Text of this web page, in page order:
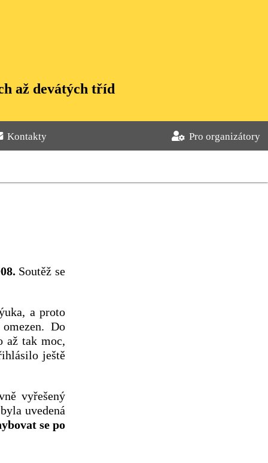
až devátých tříd
Kontakty Pro organizátory
Soutěž se
a proto
Do
až tak moc,
ještě
vyřešený
uvedená
se po